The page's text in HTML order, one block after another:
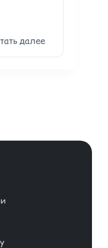
далее